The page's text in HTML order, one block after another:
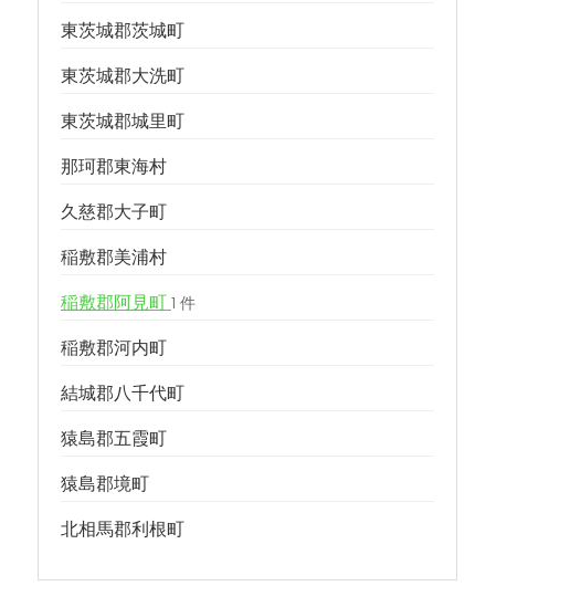
東茨城郡茨城町
東茨城郡大洗町
東茨城郡城里町
那珂郡東海村
久慈郡大子町
稲敷郡美浦村
稲敷郡阿見町 1 件
稲敷郡河内町
結城郡八千代町
猿島郡五霞町
猿島郡境町
北相馬郡利根町